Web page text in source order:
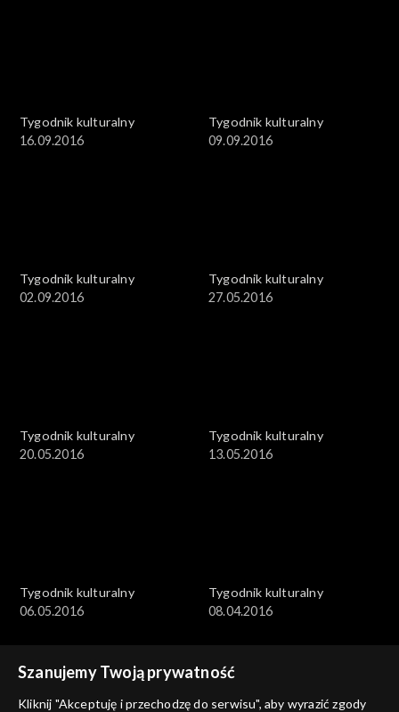
Tygodnik kulturalny
16.09.2016
Tygodnik kulturalny
09.09.2016
Tygodnik kulturalny
02.09.2016
Tygodnik kulturalny
27.05.2016
Tygodnik kulturalny
20.05.2016
Tygodnik kulturalny
13.05.2016
Tygodnik kulturalny
06.05.2016
Tygodnik kulturalny
08.04.2016
Szanujemy Twoją prywatność
Kliknij "Akceptuję i przechodzę do serwisu", aby wyrazić zgody